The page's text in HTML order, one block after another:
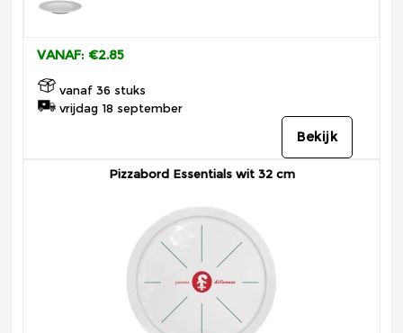
VANAF: €2.85
vanaf 36 stuks
vrijdag 18 september
Bekijk
Pizzabord Essentials wit 32 cm